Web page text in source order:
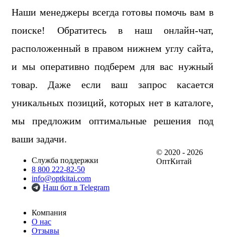
Наши менеджеры всегда готовы помочь вам в
поиске! Обратитесь в наш онлайн-чат,
расположенный в правом нижнем углу сайта,
и мы оперативно подберем для вас нужный
товар. Даже если ваш запрос касается
уникальных позиций, которых нет в каталоге,
мы предложим оптимальные решения под
ваши задачи.
Служба поддержки
8 800 222-82-50
info@optkitai.com
Наш бот в Telegram
Компания
О нас
Отзывы
© 2020 - 2026
ОптКитай